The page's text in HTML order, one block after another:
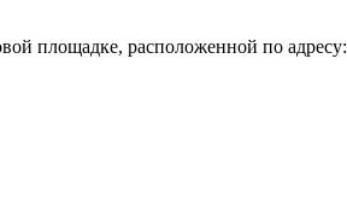
площадке, расположенной по адресу: